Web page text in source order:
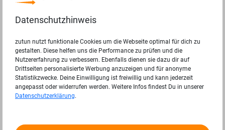
Ergebnisse.
« »
Datenschutzhinweis
zutun nutzt funktionale Cookies um die Webseite optimal für dich zu
gestalten. Diese helfen uns die Performance zu prüfen und die
Nutzererfahrung zu verbessern. Ebenfalls dienen sie dazu dir auf
Drittseiten personalisierte Werbung anzuzeigen und für anonyme
Statistikzwecke. Deine Einwilligung ist freiwillig und kann jederzeit
angepasst oder widerrufen werden. Weitere Infos findest Du in unserer
Datenschutzerklärung.